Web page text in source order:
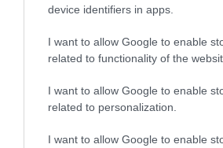
device identifiers in apps.
I want to allow Google to enable
related to functionality of the
I want to allow Google to enable
related to personalization.
I want to allow Google to enable
Sajtot és rénszarvashúst